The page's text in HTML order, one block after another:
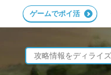
ゲームでポイ活